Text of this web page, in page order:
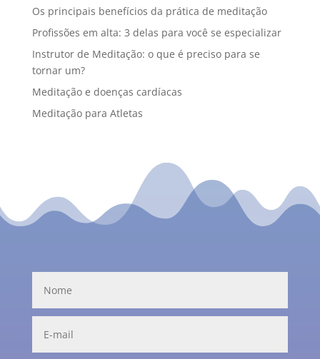
Os principais benefícios da prática de meditação
Profissões em alta: 3 delas para você se especializar
Instrutor de Meditação: o que é preciso para se
tornar um?
Meditação e doenças cardíacas
Meditação para Atletas